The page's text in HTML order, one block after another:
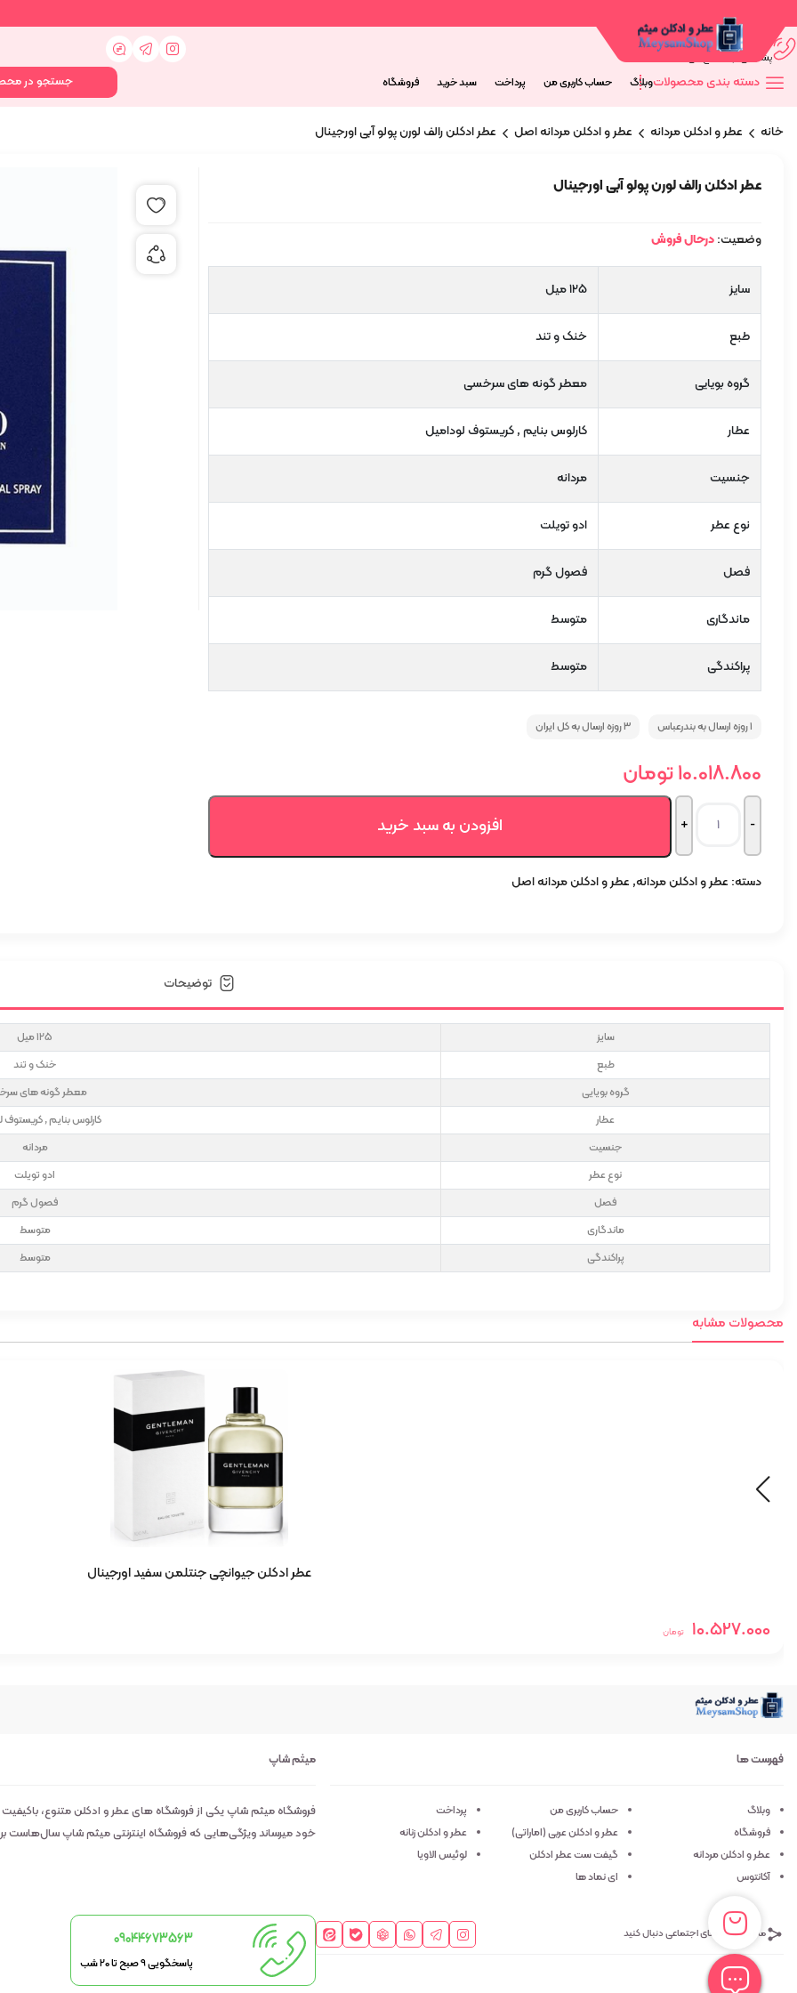
09044673563
پشتیانی از 9 صبح الی 20 شب
دسته بندی محصولاتوبلاگ حساب کاربری من پرداخت سبد خرید فروشگاه
خانه عطر و ادکلن مردانه عطر و ادکلن مردانه اصل عطر ادکلن رالف لورن پولو آبی اورجینال
اشتراک گذاری محصول
عطر ادکلن رالف لورن پولو آبی اورجینال
وضعیت:درحال فروش
سایز 125 میل
طبع خنک و تند
گروه بویایی معطر گونه های سرخسی
عطار کارلوس بنایم , کریستوف لودامیل
جنسیت مردانه
نوع عطر ادو تویلت
فصل فصول گرم
ماندگاری متوسط
پراکندگی متوسط
1 روزه ارسال به بندرعباس 3 روزه ارسال به کل ایران
10.018.800تومان
افزودن به سبد خرید
دسته: عطر و ادکلن مردانه, عطر و ادکلن مردانه اصل
توضیحات
سایز
125 میل
طبع
خنک و تند
گروه بویایی
معطر گونه های
عطار
کارلوس بنایم , کریستوف
جنسیت
مردانه
نوع عطر
ادو تویلت
فصل
فصول گرم
ماندگاری
متوسط
پراکندگی
متوسط
محصولات مشابه
عطر ادکلن جیوانچی جنتلمن سفید اورجینال
10.527.000 تومان
فهرست ها
وبلاگ حساب کاربری من
پرداخت
فروشگاه
عطر و ادکلن عربی (اماراتی)
عطر و ادکلن زنانه
عطر و ادکلن مردانه
گیفت ست عطر ادکلن
لوئیس الاویا
آکانتوس
ای نماد ها
میثم شاپ
فروشگاه میثم شاپ یکی از فروشگاه های عطر و ادکلن متنوع،
خود میرساند ویژگی‌هایی که فروشگاه اینترنتی میثم شاپ سال‌هاست بر
ما را در شبکه های اجتماعی دنبال کنید 09044673563
پاسخگویی 9 صبح تا 20 شب